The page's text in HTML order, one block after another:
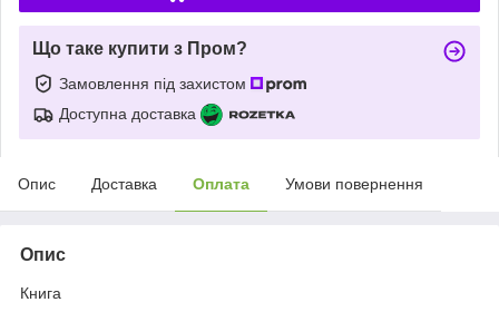
Що таке купити з Пром?
Замовлення під захистом
Доступна доставка
Опис Доставка Оплата Умови повернення
Опис
Книга